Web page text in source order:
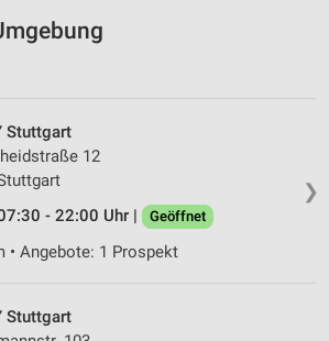
❯
Stuttgart
12
- 22:00 Uhr |
Geöffnet
• Angebote: 1 Prospekt
Stuttgart
zur Auswahl
von Inhalten
durch Statistiken oder
Daten aus verschiedenen
der Angebote